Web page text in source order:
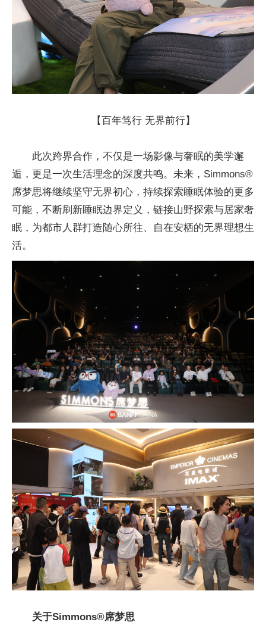
【百年笃行 无界前行】
此次跨界合作，不仅是一场影像与奢眠的美学邂
逅，更是一次生活理念的深度共鸣。未来，Simmons®
席梦思将继续坚守无界初心，持续探索睡眠体验的更多
可能，不断刷新睡眠边界定义，链接山野探索与居家奢
眠，为都市人群打造随心所往、自在安栖的无界理想生
活。
关于Simmons®席梦思